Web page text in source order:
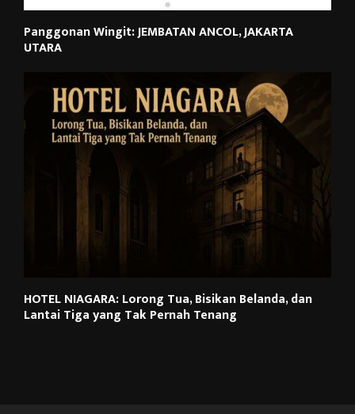
Panggonan Wingit: JEMBATAN ANCOL, JAKARTA
UTARA
HOTEL NIAGARA: Lorong Tua, Bisikan Belanda, dan
Lantai Tiga yang Tak Pernah Tenang